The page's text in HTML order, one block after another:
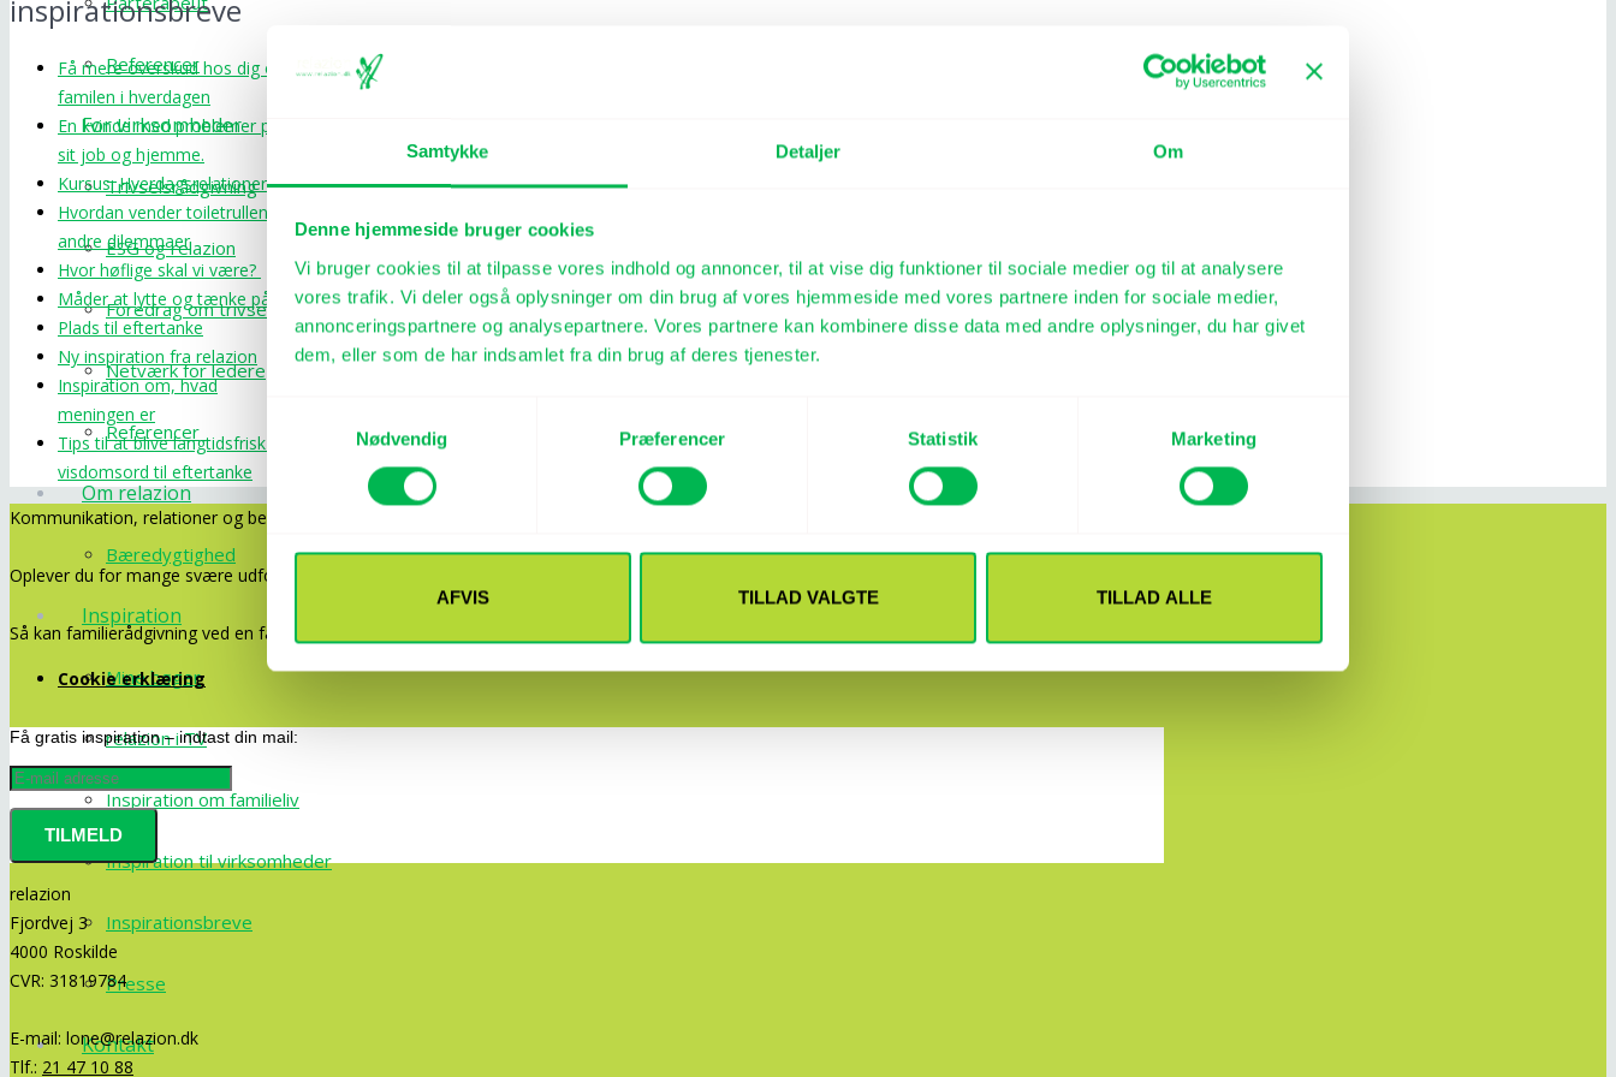
Samtykke Detaljer Om
Denne hjemmeside bruger cookies
Vi bruger cookies til at tilpasse vores indhold og annoncer, til at vise dig funktioner til sociale medier og til at analysere
vores trafik. Vi deler også oplysninger om din brug af vores hjemmeside med vores partnere inden for sociale medier,
annonceringspartnere og analysepartnere. Vores partnere kan kombinere disse data med andre oplysninger, du har givet
dem, eller som de har indsamlet fra din brug af deres tjenester.
Nødvendig
Præferencer Statistik Marketing
AFVIS TILLAD VALGTE TILLAD ALLE
Referencer
For virksomheder
Trivselsrådgivning
ESG og relazion
Foredrag om trivsel
Netværk for ledere
Referencer
Om relazion
Bæredygtighed
Inspiration
Mine bøger
relazion i TV
Inspiration om familieliv
Inspiration til virksomheder
Inspirationsbreve
Presse
Kontakt
inspirationsbreve
Få mere overskud hos dig og
familen i hverdagen
En kvinde med problemer på
sit job og hjemme.
Kursus: Hverdagsrelationer
Hvordan vender toiletrullen og
andre dilemmaer
Hvor høflige skal vi være?
Måder at lytte og tænke på
Plads til eftertanke
Ny inspiration fra relazion
Inspiration om, hvad
meningen er
Tips til at blive langtidsfrisk og
visdomsord til eftertanke
Kommunikation, relationer og bedre trivsel.
Oplever du for mange svære udfordringer i dit privat- eller arbejdsliv? Lever du med uklar kommunikation?
Så kan familierådgivning ved en familierådgiver være en løsning.
Cookie erklæring
Få gratis inspiration – indtast din mail:
relazion
Fjordvej 3
4000 Roskilde
CVR: 31819784
E-mail: lone@relazion.dk
Tlf.: 21 47 10 88